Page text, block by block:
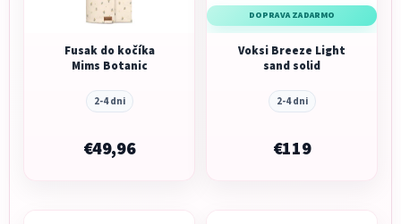
Fusak do kočíka
Mims Botanic
2-4 dni
€49,96
DOPRAVA ZADARMO
Voksi Breeze Light
sand solid
2-4 dni
€119